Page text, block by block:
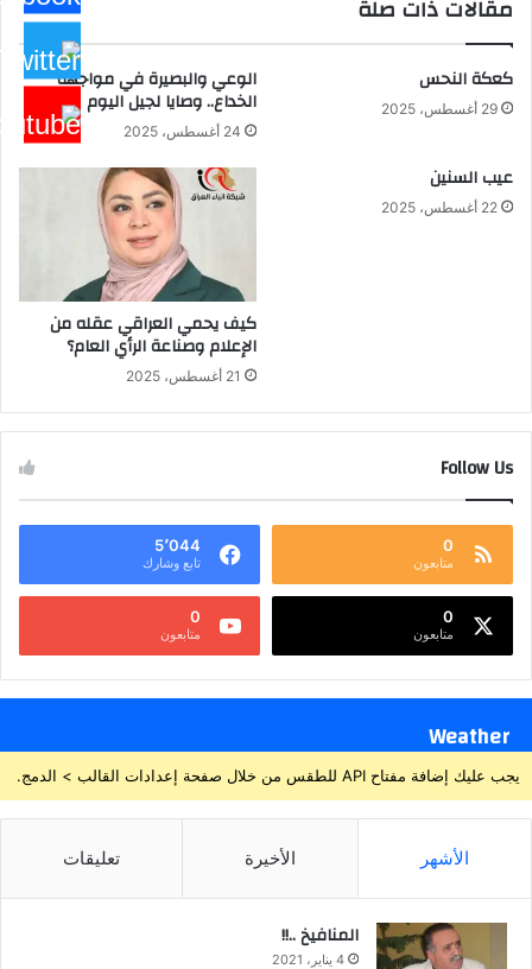
مقالات ذات صلة
كعكة النحس
29 أغسطس، 2025
الوعي والبصيرة في مواجهة
الخداع.. وصايا لجيل اليوم
24 أغسطس، 2025
عيب السنين
22 أغسطس، 2025
كيف يحمي العراقي عقله من
الإعلام وصناعة الرأي العام؟
21 أغسطس، 2025
Follow Us
0
متابعون
5٬044
تابع وشارك
0
متابعون
0
متابعون
Weather
يجب عليك إضافة مفتاح API للطقس من خلال صفحة إعدادات القالب > الدمج.
الأشهر الأخيرة تعليقات
المنافيخ ..!!
4 يناير، 2021